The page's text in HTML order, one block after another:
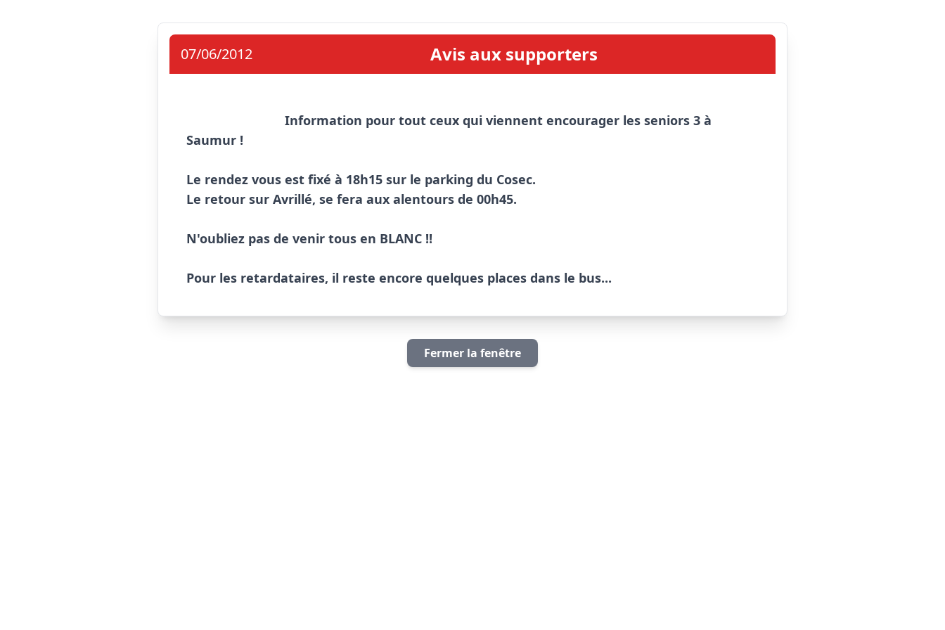
07/06/2012 Avis aux supporters
Information pour tout ceux qui viennent encourager les seniors 3 à
Saumur !
Le rendez vous est fixé à 18h15 sur le parking du Cosec.
Le retour sur Avrillé, se fera aux alentours de 00h45.
N'oubliez pas de venir tous en BLANC !!
Pour les retardataires, il reste encore quelques places dans le bus...
Fermer la fenêtre